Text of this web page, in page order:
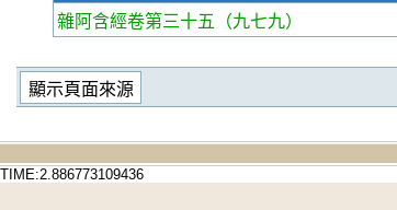
雜阿含經卷第三十五
（九七九）
TIME:2.886773109436